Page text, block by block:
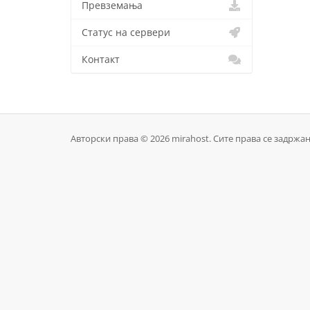
Превземања
Статус на сервери
Контакт
Авторски права © 2026 mirahost. Сите права се